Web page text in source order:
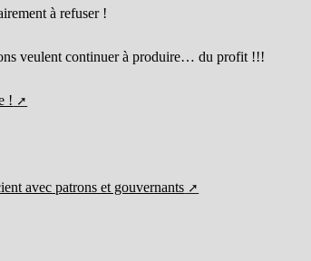
à refuser !
veulent continuer à produire… du profit !!!
!
avec patrons et gouvernants